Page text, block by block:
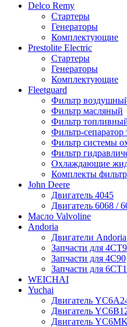
Delco Remy
Стартеры
Генераторы
Комплектующие
Prestolite Electric
Стартеры
Генераторы
Комплектующие
Fleetguard
Фильтр
Фильтр масляный
Фильтр
Фильтр-
Фильтр системы
Фильтр
Охлаждающие
Комплекты
John Deere
Двигатель 4045
Двигатель 6068 /
Масло Valvoline
Andoria
Двигатели
Запчасти для
Запчасти для 4С90
Запчасти для
WEICHAI
Yuchai
Двигатель
Двигатель
Двигатель